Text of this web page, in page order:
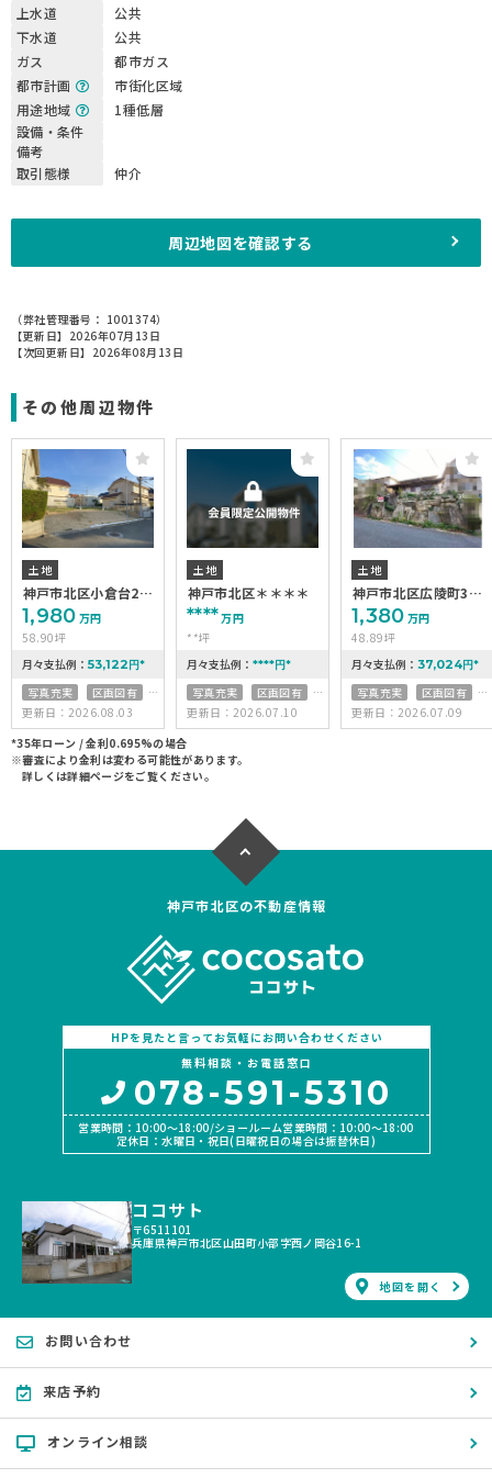
上水道
公共
下水道
公共
ガス
都市ガス
都市計画
市街化区域
用途地域
1種低層
設備・条件
備考
取引態様
仲介
周辺地図を確認する
（弊社管理番号： 1001374）
【更新日】2026年07月13日
【次回更新日】2026年08月13日
その他周辺物件
土地
神戸市北区小倉台2丁
目
1,980 万円
58.90坪
月々支払例： 53,122円*
写真充実
区画図有
50坪以上
接道6ｍ以上
上下水道完備
更新日：2026.08.03
土地
神戸市北区＊＊＊＊
****万円
**坪
月々支払例： ****円*
写真充実
区画図有
南向き
50坪以上
上下水道完備
更新日：2026.07.10
土地
神戸市北区広陵町3丁
目
1,380 万円
48.89坪
月々支払例： 37,024円*
写真充実
区画図有
接道6ｍ以上
更新日：2026.07.09
*35年ローン / 金利0.695%の場合
※審査により金利は変わる可能性があります。
詳しくは詳細ページをご覧ください。
神戸市北区の不動産情報
HPを見たと言ってお気軽にお問い合わせください
無料相談・お電話窓口
078-591-5310
営業時間：10:00〜18:00/ショールーム営業時間：10:00〜18:00
定休日：水曜日・祝日(日曜祝日の場合は振替休日)
ココサト
〒6511101
兵庫県神戸市北区山田町小部字西ノ岡谷16-1
地図を開く
お問い合わせ
来店予約
オンライン相談